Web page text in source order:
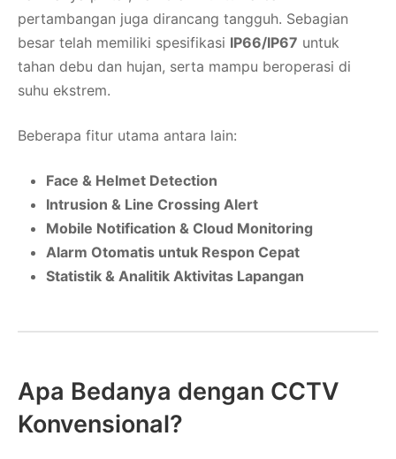
pertambangan juga dirancang tangguh. Sebagian
besar telah memiliki spesifikasi IP66/IP67 untuk
tahan debu dan hujan, serta mampu beroperasi di
suhu ekstrem.
Beberapa fitur utama antara lain:
Face & Helmet Detection
Intrusion & Line Crossing Alert
Mobile Notification & Cloud Monitoring
Alarm Otomatis untuk Respon Cepat
Statistik & Analitik Aktivitas Lapangan
Apa Bedanya dengan CCTV
Konvensional?